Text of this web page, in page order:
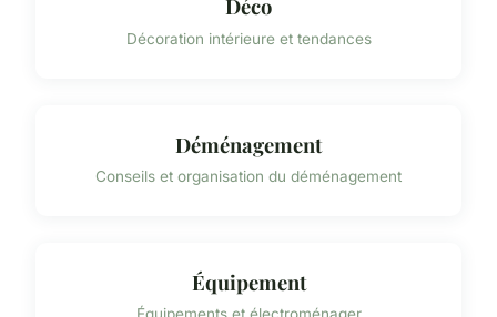
Déco
Décoration intérieure et tendances
Déménagement
Conseils et organisation du déménagement
Équipement